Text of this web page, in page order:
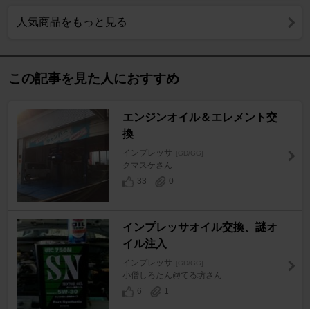
人気商品をもっと見る
この記事を見た人におすすめ
エンジンオイル＆エレメント交
換
インプレッサ [GD/GG]
クマスケさん
33
0
インプレッサオイル交換、謎オ
イル注入
インプレッサ [GD/GG]
小僧しろたん@てる坊さん
6
1